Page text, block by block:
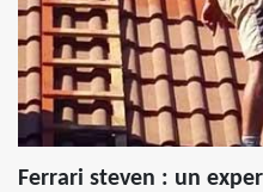
Ferrari steven : un